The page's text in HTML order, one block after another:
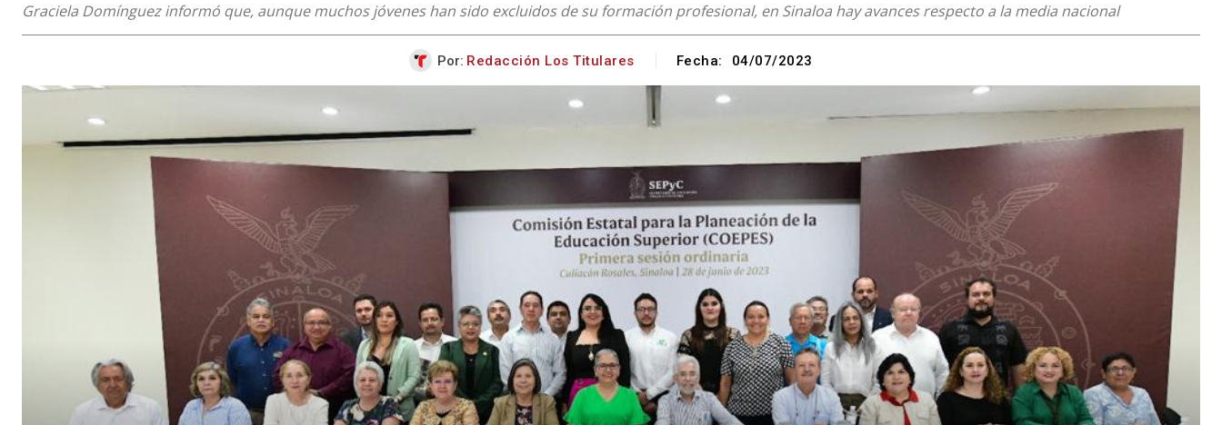
Graciela Domínguez informó que, aunque muchos jóvenes han sido excluidos de su formación profesional, en Sinaloa hay avances respecto a la media nacional
Por: Redacción Los Titulares Fecha: 04/07/2023